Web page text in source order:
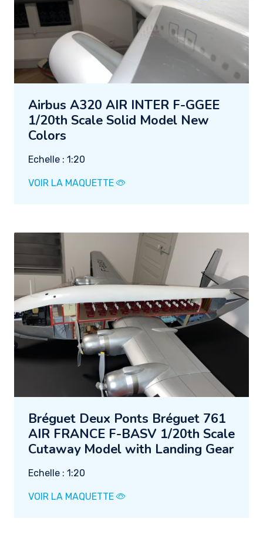
Airbus A320 AIR INTER F-GGEE
1/20th Scale Solid Model New
Colors
Echelle : 1:20
VOIR LA MAQUETTE
Bréguet Deux Ponts Bréguet 761
AIR FRANCE F-BASV 1/20th Scale
Cutaway Model with Landing Gear
Echelle : 1:20
VOIR LA MAQUETTE